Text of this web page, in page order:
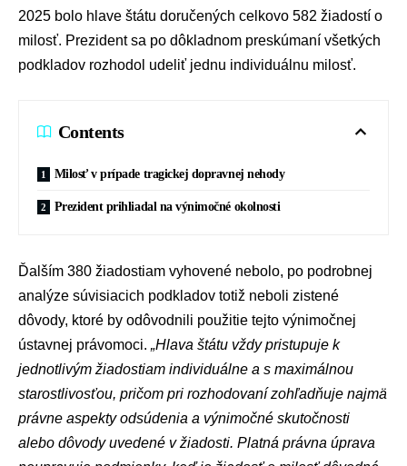
2025 bolo hlave štátu doručených celkovo 582 žiadostí o
milosť. Prezident sa po dôkladnom preskúmaní všetkých
podkladov rozhodol udeliť jednu individuálnu milosť.
Contents
Milosť v prípade tragickej dopravnej nehody
Prezident prihliadal na výnimočné okolnosti
Ďalším 380 žiadostiam vyhovené nebolo, po podrobnej
analýze súvisiacich podkladov totiž neboli zistené
dôvody, ktoré by odôvodnili použitie tejto výnimočnej
ústavnej právomoci. „Hlava štátu vždy pristupuje k
jednotlivým žiadostiam individuálne a s maximálnou
starostlivosťou, pričom pri rozhodovaní zohľadňuje najmä
právne aspekty odsúdenia a výnimočné skutočnosti
alebo dôvody uvedené v žiadosti. Platná právna úprava